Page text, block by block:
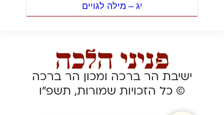
יג – מילה לגויים
ישיבת הר ברכה ומכון הר ברכה
© כל הזכויות שמורות, תשפ”ו